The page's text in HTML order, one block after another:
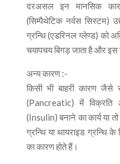
दरअसल इन मानसिक
(सिम्पैथेटिक नर्वस सिस्टम)
ग्रन्थि (एडरिनल ग्लेण्ड) को
चयापचय बिगड़ जाता है और इस
अन्य कारण :-
किसी भी बाहरी कारण
(Pancreatic) में
(Insulin) बनाने का कार्य या तो
ग्रन्थि या थायराइड ग्रन्थि के
का कारण होते हैं।